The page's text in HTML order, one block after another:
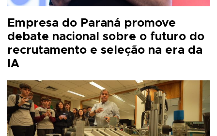
Empresa do Paraná promove
debate nacional sobre o futuro do
recrutamento e seleção na era da
IA